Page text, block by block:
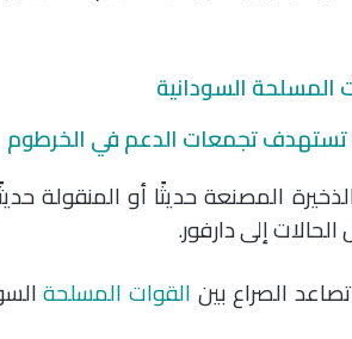
المسلحة السودانية
تستهدف تجمعات الدعم في الخرطوم
المصنعة حديثًا أو المنقولة
إلى دارفور.
القوات المسلحة